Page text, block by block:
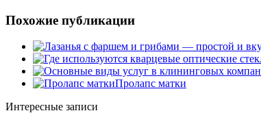
Похожие публикации
Пролапс матки
Интересные записи